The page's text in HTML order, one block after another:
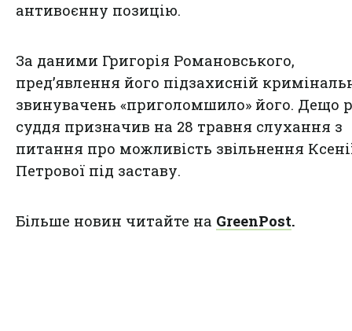
антивоєнну позицію.
За даними Григорія Романовського,
пред’явлення його підзахисній
звинувачень «приголомшило» його. Дещо
суддя призначив на 28 травня слухання з
питання про можливість звільнення
Петрової під заставу.
Більше новин читайте на GreenPost.